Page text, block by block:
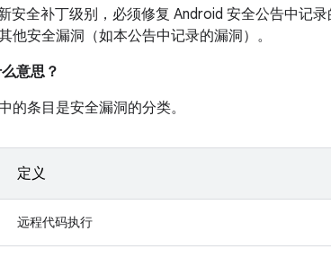
安全补丁级别，必须修复 Android 安全公告中记
他安全漏洞（如本公告中记录的漏洞）。
意思？
的条目是安全漏洞的分类。
定义
远程代码执行